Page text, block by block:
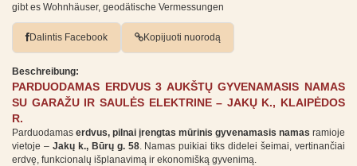
gibt es Wohnhäuser, geodätische Vermessungen
Dalintis Facebook Kopijuoti nuorodą
Beschreibung:
PARDUODAMAS ERDVUS 3 AUKŠTŲ GYVENAMASIS NAMAS
SU GARAŽU IR SAULĖS ELEKTRINE – JAKŲ K., KLAIPĖDOS
R.
Parduodamas erdvus, pilnai įrengtas mūrinis gyvenamasis namas ramioje
vietoje – Jakų k., Būrų g. 58. Namas puikiai tiks didelei šeimai, vertinančiai
erdvę, funkcionalų išplanavimą ir ekonomišką gyvenimą.